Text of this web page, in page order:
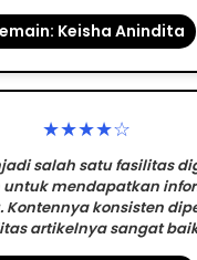
Keisha Anindita
★★★★☆
salah satu fasilitas
mendapatkan
Kontennya konsisten
artikelnya sangat